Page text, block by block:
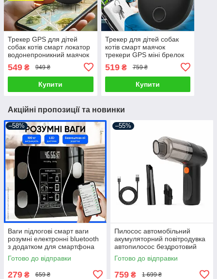
Трекер GPS для дітей
собак котів смарт локатор
водонепроникний маячок
трекери для відстеження
авто велосипеда гаманця
ключів
549 ₴ 949 ₴
Купити
Трекер для дітей собак
котів смарт маячок
трекери GPS міні брелок
автономний для пошуку
519₴ 759 ₴
Купити
Акційні пропозиції та новинки
–58%
Ваги підлогові смарт ваги
розумні електронні bluetooth
з додатком для смартфона
для дому
Готово до відправки
279 ₴ 659 ₴
–55%
Пилосос автомобільний
акумуляторний повітродувка
автопилосос бездротовий
портативний ручний для
сухого прибирання міні
Готово до відправки
759 ₴ 1 699 ₴